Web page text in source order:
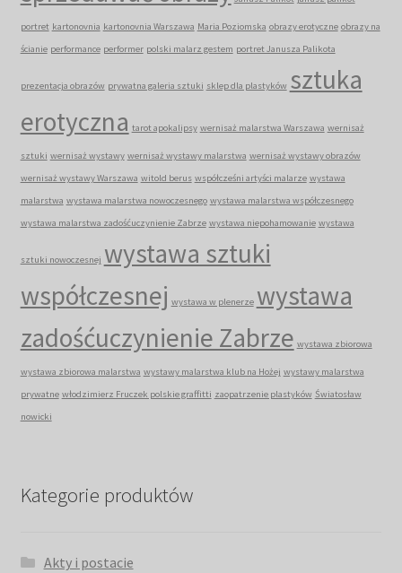
portret kartonovnia kartonovnia Warszawa Maria Poziomska obrazy erotyczne obrazy na
ścianie performance performer polski malarz gestem portret Janusza Palikota
prezentacja obrazów prywatna galeria sztuki sklep dla plastyków sztuka
erotyczna tarot apokalipsy wernisaż malarstwa Warszawa wernisaż
sztuki wernisaż wystawy wernisaż wystawy malarstwa wernisaż wystawy obrazów
wernisaż wystawy Warszawa witold berus współcześni artyści malarze wystawa
malarstwa wystawa malarstwa nowoczesnego wystawa malarstwa współczesnego
wystawa malarstwa zadośćuczynienie Zabrze wystawa niepohamowanie wystawa
sztuki nowoczesnej wystawa sztuki
współczesnej wystawa w plenerze wystawa
zadośćuczynienie Zabrze wystawa zbiorowa
wystawa zbiorowa malarstwa wystawy malarstwa klub na Hożej wystawy malarstwa
prywatne włodzimierz Fruczek polskie graffitti zaopatrzenie plastyków Światosław
nowicki
Kategorie produktów
Akty i postacie